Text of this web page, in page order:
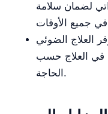
لضمان سلامة
العلاج الضوئي
في العلاج حسب
الحاجة.